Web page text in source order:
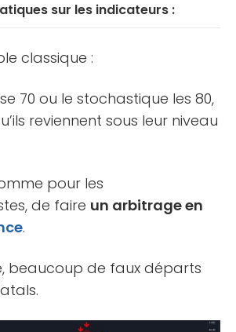
sur les indicateurs :
classique :
70 ou le stochastique les 80,
reviennent sous leur niveau
pour les
de faire un arbitrage en
.
beaucoup de faux départs